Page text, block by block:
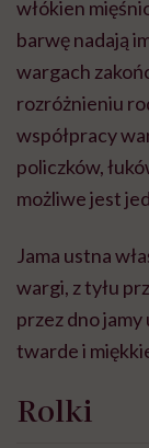
włókien
barwę nadają
wargach
rozróżnieniu
współpracy
policzków,
możliwe jest
Jama ustna
wargi, z tyłu
przez dno
twarde i
Rolki